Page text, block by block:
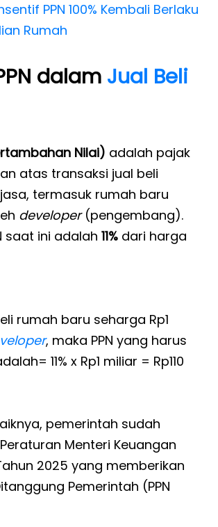
PPN 100% Kembali Berlaku
Rumah
dalam Jual Beli
Nilai) adalah pajak
atas transaksi jual beli
termasuk rumah baru
developer(pengembang).
saat ini adalah 11% dari harga
rumah baru seharga Rp1
, maka PPN yang harus
11% x Rp1 miliar = Rp110
pemerintah sudah
Menteri Keuangan
2025 yang memberikan
Pemerintah (PPN